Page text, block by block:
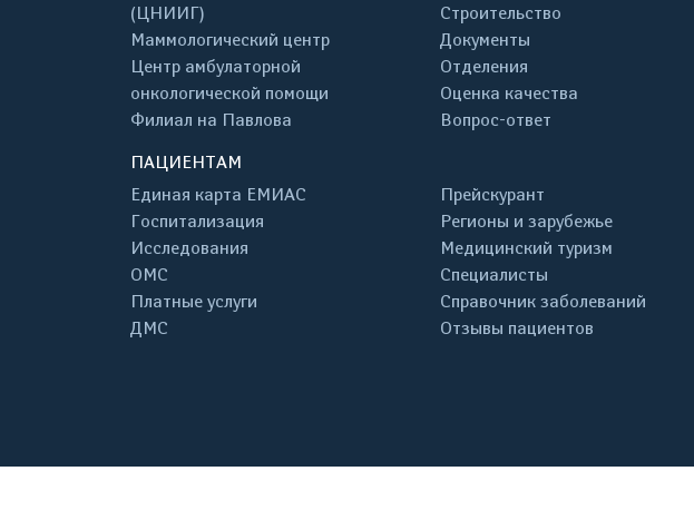
(ЦНИИГ)
Маммологический центр
Центр амбулаторной
онкологической помощи
Филиал на Павлова
Строительство
Документы
Отделения
Оценка качества
Вопрос-ответ
ПАЦИЕНТАМ
Единая карта ЕМИАС
Госпитализация
Исследования
ОМС
Платные услуги
ДМС
Прейскурант
Регионы и зарубежье
Медицинский туризм
Специалисты
Справочник заболеваний
Отзывы пациентов